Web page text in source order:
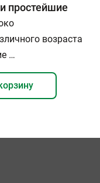
простейшие
возраста
…